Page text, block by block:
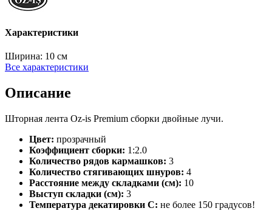
Характеристики
Ширина: 10 см
Все характеристики
Описание
Шторная лента Oz-is Premium сборки двойные лучи.
Цвет: прозрачный
Коэффициент сборки: 1:2.0
Количество рядов кармашков: 3
Количество стягивающих шнуров: 4
Расстояние между складками (см): 10
Выступ складки (см): 3
Температура декатировки С: не более 150 градусов!